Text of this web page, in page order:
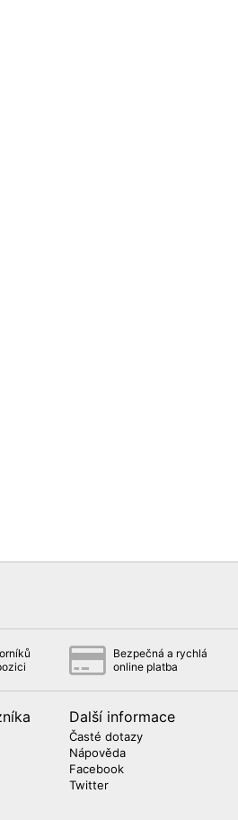
Bezpečná a rychlá
online platba
Další informace
Časté dotazy
Nápověda
Facebook
Twitter